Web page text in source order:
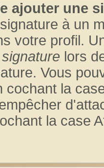
ajouter une
à un
votre profil.
lors
Vous
cochant la
la case